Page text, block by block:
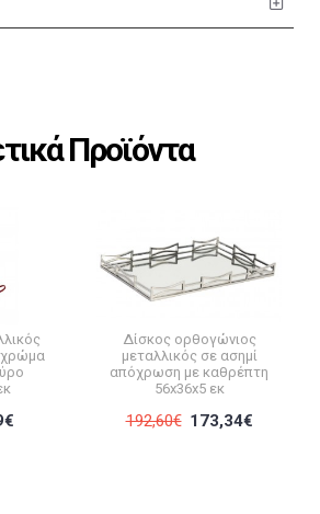
Προϊόντα
χρώμα
Δίσκος ορθογώνιος
μεταλλικός σε ασημί
απόχρωση με καθρέπτη
56x36x5 εκ
192,60€ 173,34€